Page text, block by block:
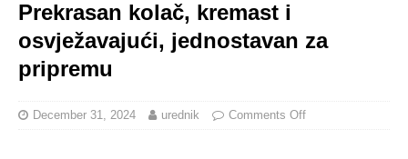
Prekrasan kolač, kremast i
osvježavajući, jednostavan za
pripremu
December 31, 2024 urednik Comments Off